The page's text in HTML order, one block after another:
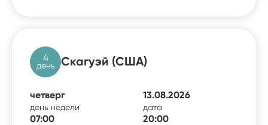
4
день Скагуэй (США)
четверг
день недели
13.08.2026
дата
07:00 20:00